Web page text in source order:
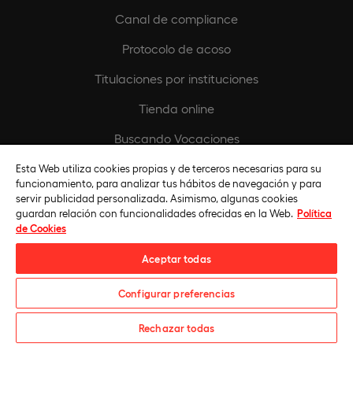
Canal de compliance
Protocolo de acoso
Titulaciones por instituciones
Tienda online
Buscando Vocaciones
Europeamedia
Fundación Universidad Europea
¿Te informamos?
Esta Web utiliza cookies propias y de terceros necesarias para su
funcionamiento, para analizar tus hábitos de navegación y para
servir publicidad personalizada. Asimismo, algunas cookies
guardan relación con funcionalidades ofrecidas en la Web. Política
de Cookies
Aceptar todas
Configurar preferencias
Rechazar todas